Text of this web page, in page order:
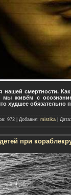
нашей смертности.
мы живём с
худшее
972 | Добавил: mistika| Дата:
при